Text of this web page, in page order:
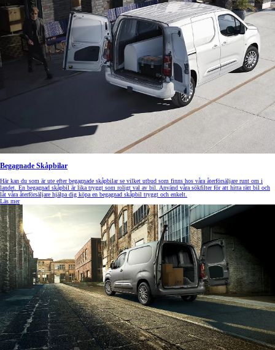
Begagnade Skåpbilar
Här kan du som är ute efter begagnade skåpbilar se vilket utbud som finns hos våra återförsäljare runt om i
landet. En begagnad skåpbil är lika tryggt som roligt val av bil. Använd våra sökfilter för att hitta rätt bil och
låt våra återförsäljare hjälpa dig köpa en begagnad skåpbil tryggt och enkelt.
Läs mer